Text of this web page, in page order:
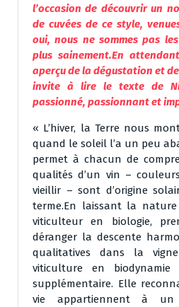
l’occasion de découvrir un
de cuvées de ce style,
oui, nous ne sommes pas
plus sainement.En
aperçu de la dégustation et
invite à lire le texte de
passionné, passionnant et
« L’hiver, la Terre nous
quand le soleil l’a un peu
permet à chacun de
qualités d’un vin –
vieillir – sont d’origine
terme.En laissant la
viticulteur en biologie,
déranger la descente
qualitatives dans la
viticulture en
supplémentaire. Elle
vie appartiennent à un